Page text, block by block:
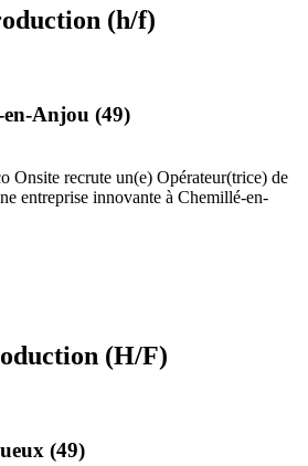
(h/f)
en-Anjou (49)
Onsite recrute un(e) Opérateur(trice) de
entreprise innovante à Chemillé-en-
(H/F)
(49)